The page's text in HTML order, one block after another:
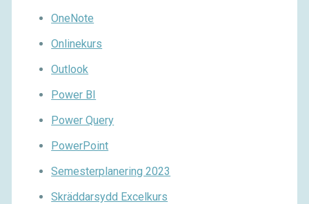
OneNote
Onlinekurs
Outlook
Power BI
Power Query
PowerPoint
Semesterplanering 2023
Skräddarsydd Excelkurs